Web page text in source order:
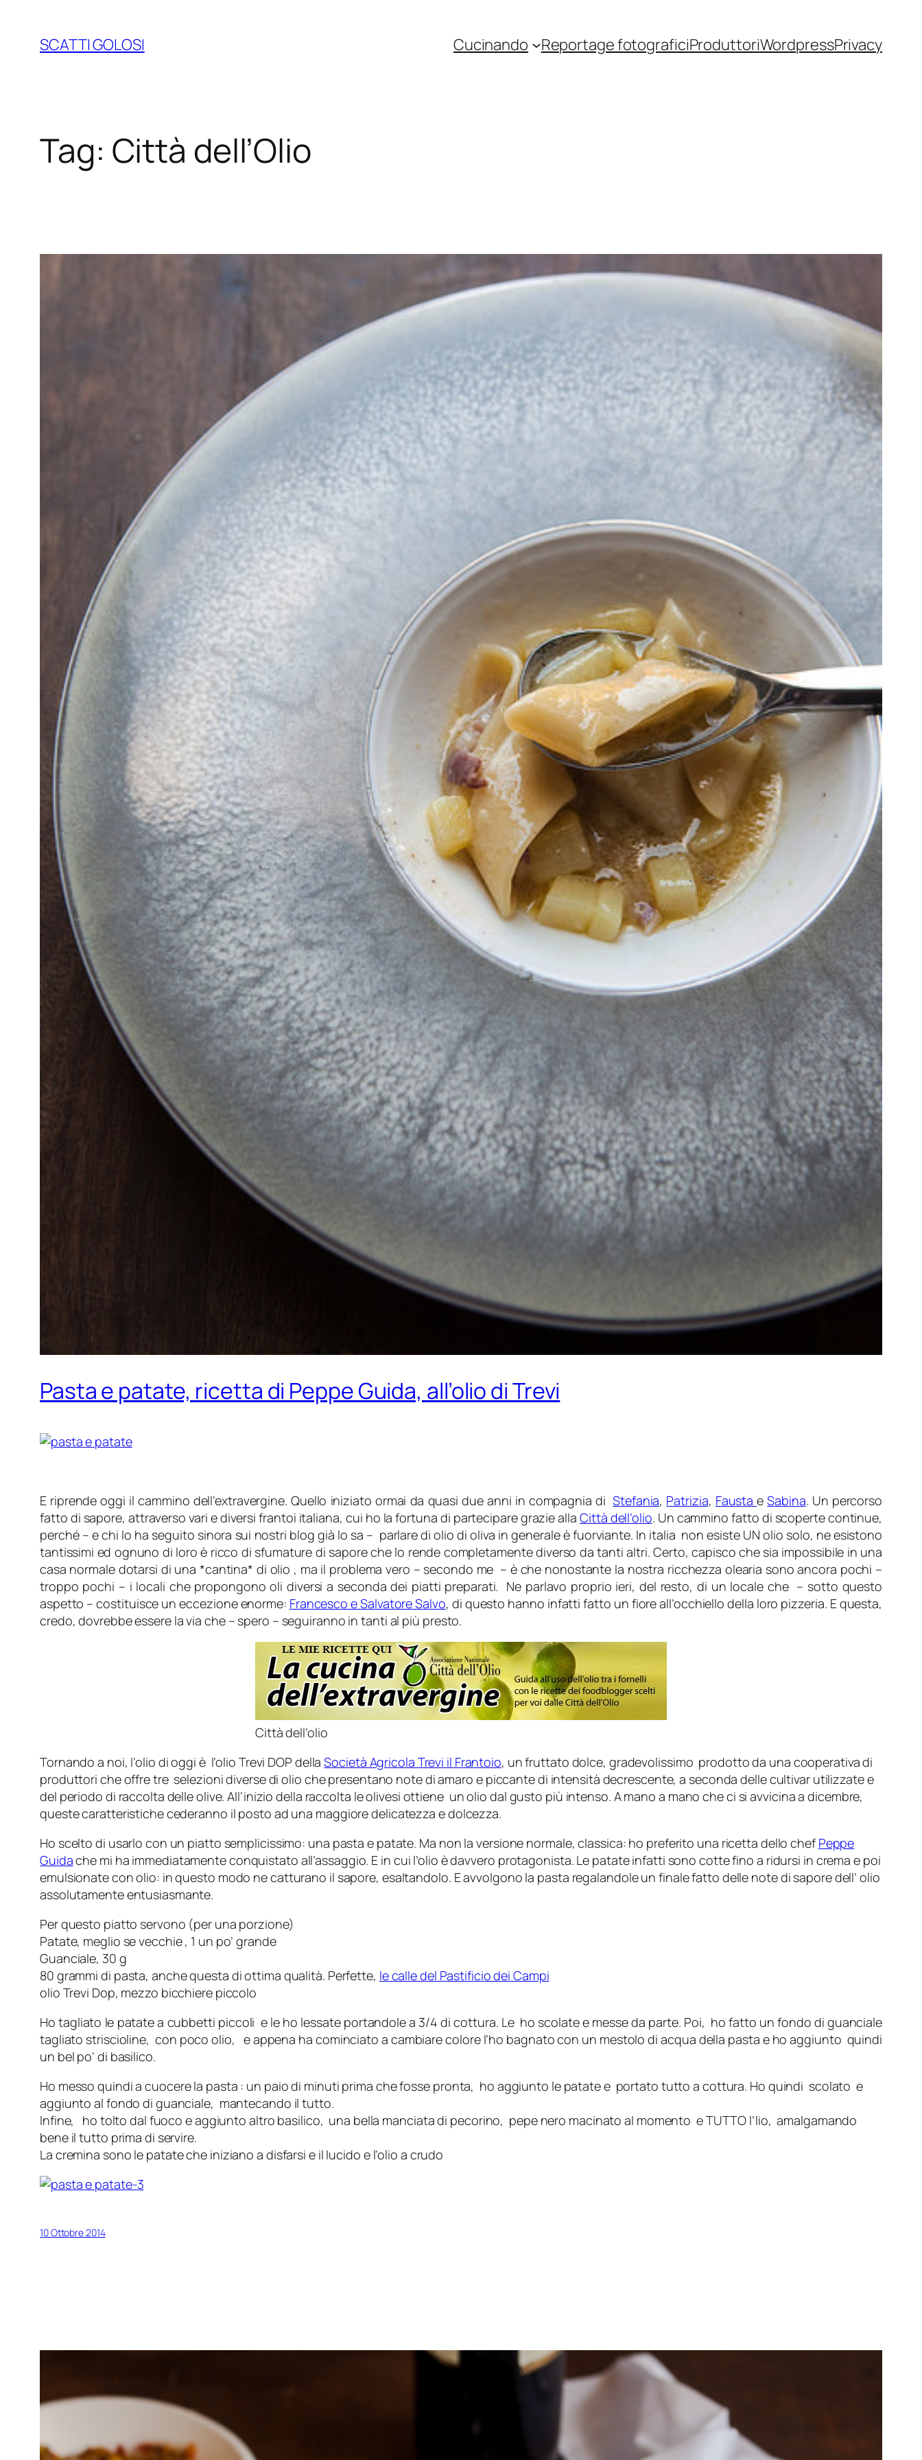
contenuto
SCATTI GOLOSI Cucinando Reportage fotograficiProduttoriWordpressPrivacy
Tag: Città dell’Olio
Pasta e patate, ricetta di Peppe Guida, all’olio di Trevi
E riprende oggi il cammino dell’extravergine. Quello iniziato ormai da quasi due anni in compagnia diStefania, Patrizia, FaustaeSabina. Un percorso
fatto di sapore, attraverso vari e diversi frantoi italiana, cui ho la fortuna di partecipare grazie alla Città dell’olio. Un cammino fatto di scoperte continue,
perché – e chi lo ha seguito sinora sui nostri blog già lo sa – parlare di olio di oliva in generale è fuorviante. In italia non esiste UN olio solo, ne esistono
tantissimi ed ognuno di loro è ricco di sfumature di sapore che lo rende completamente diverso da tanti altri. Certo, capisco che sia impossibile in una
casa normale dotarsi di una *cantina* di olio , ma il problema vero – secondo me – è che nonostante la nostra ricchezza olearia sono ancora pochi –
troppo pochi – i locali che propongono oli diversi a seconda dei piatti preparati. Ne parlavo proprio ieri, del resto, di un locale che – sotto questo
aspetto – costituisce un eccezione enorme: Francesco e Salvatore Salvo, di questo hanno infatti fatto un fiore all’occhiello della loro pizzeria. E questa,
credo, dovrebbe essere la via che – spero – seguiranno in tanti al più presto.
Città dell’olio
Tornando a noi, l’olio di oggi è l’olio Trevi DOP dellaSocietà Agricola Trevi il Frantoio, un fruttato dolce, gradevolissimo prodotto da una cooperativa di
produttori che offre tre selezioni diverse di olio che presentano note di amaro e piccante di intensità decrescente, a seconda delle cultivar utilizzate e
del periodo di raccolta delle olive. All’inizio della raccolta le olivesi ottiene un olio dal gusto più intenso. A mano a mano che ci si avvicina a dicembre,
queste caratteristiche cederanno il posto ad una maggiore delicatezza e dolcezza.
Ho scelto di usarlo con un piatto semplicissimo: una pasta e patate. Ma non la versione normale, classica: ho preferito una ricetta dello chef Peppe
Guidache mi ha immediatamente conquistato all’assaggio. E in cui l’olio è davvero protagonista. Le patate infatti sono cotte fino a ridursi in crema e poi
emulsionate con olio: in questo modo ne catturano il sapore, esaltandolo. E avvolgono la pasta regalandole un finale fatto delle note di sapore dell’ olio
assolutamente entusiasmante.
Per questo piatto servono (per una porzione)
Patate, meglio se vecchie , 1 un po’ grande
Guanciale, 30 g
80 grammi di pasta, anche questa di ottima qualità. Perfette, le calle del Pastificio dei Campi
olio Trevi Dop, mezzo bicchiere piccolo
Ho tagliato le patate a cubbetti piccoli e le ho lessate portandole a 3/4 di cottura. Le ho scolate e messe da parte. Poi, ho fatto un fondo di guanciale
tagliato striscioline, con poco olio, e appena ha cominciato a cambiare colore l’ho bagnato con un mestolo di acqua della pasta e ho aggiunto quindi
un bel po’ di basilico.
Ho messo quindi a cuocere la pasta : un paio di minuti prima che fosse pronta, ho aggiunto le patate e portato tutto a cottura. Ho quindi scolato e
aggiunto al fondo di guanciale, mantecando il tutto.
Infine, ho tolto dal fuoco e aggiunto altro basilico, una bella manciata di pecorino, pepe nero macinato al momento e TUTTO l’lio, amalgamando
bene il tutto prima di servire.
La cremina sono le patate che iniziano a disfarsi e il lucido e l’olio a crudo
10 Ottobre 2014